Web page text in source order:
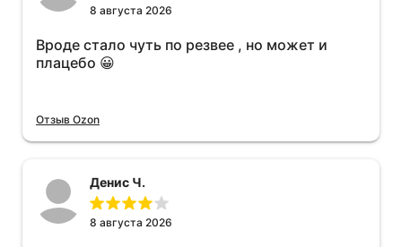
8 августа 2026
Вроде стало чуть по резвее , но может и
плацебо 😀
Отзыв Ozon
Денис Ч.
8 августа 2026